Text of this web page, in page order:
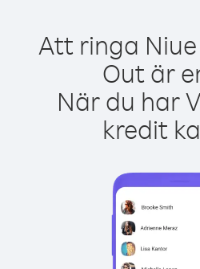
Att ringa
Out är
När du har
kredit